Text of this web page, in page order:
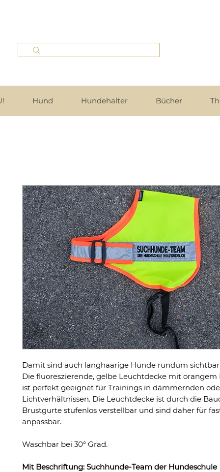
Hund Hundehalter Bücher
Damit sind auch langhaarige Hunde rundum
Die fluoreszierende, gelbe Leuchtdecke mit orangem
ist perfekt geeignet für Trainings in dämmernden
Lichtverhältnissen. Die Leuchtdecke ist durch die
Brustgurte stufenlos verstellbar und sind daher für
anpassbar.
Waschbar bei 30° Grad.
Mit Beschriftung: Suchhunde-Team der Hundeschule